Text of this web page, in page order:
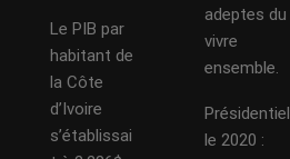
Le PIB par
habitant de
la Côte
d’Ivoire
s’établissai
adeptes du
vivre
ensemble.
Présidentiel
le 2020 :